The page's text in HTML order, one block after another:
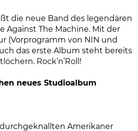
die neue Band des legendären
Against The Machine. Mit der
(Vorprogramm von NIN und
das erste Album steht bereits
Rock’n’Roll!
neues Studioalbum
durchgeknallten Amerikaner